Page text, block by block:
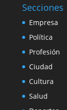
Secciones
Empresa
Política
Profesión
Ciudad
Cultura
Salud